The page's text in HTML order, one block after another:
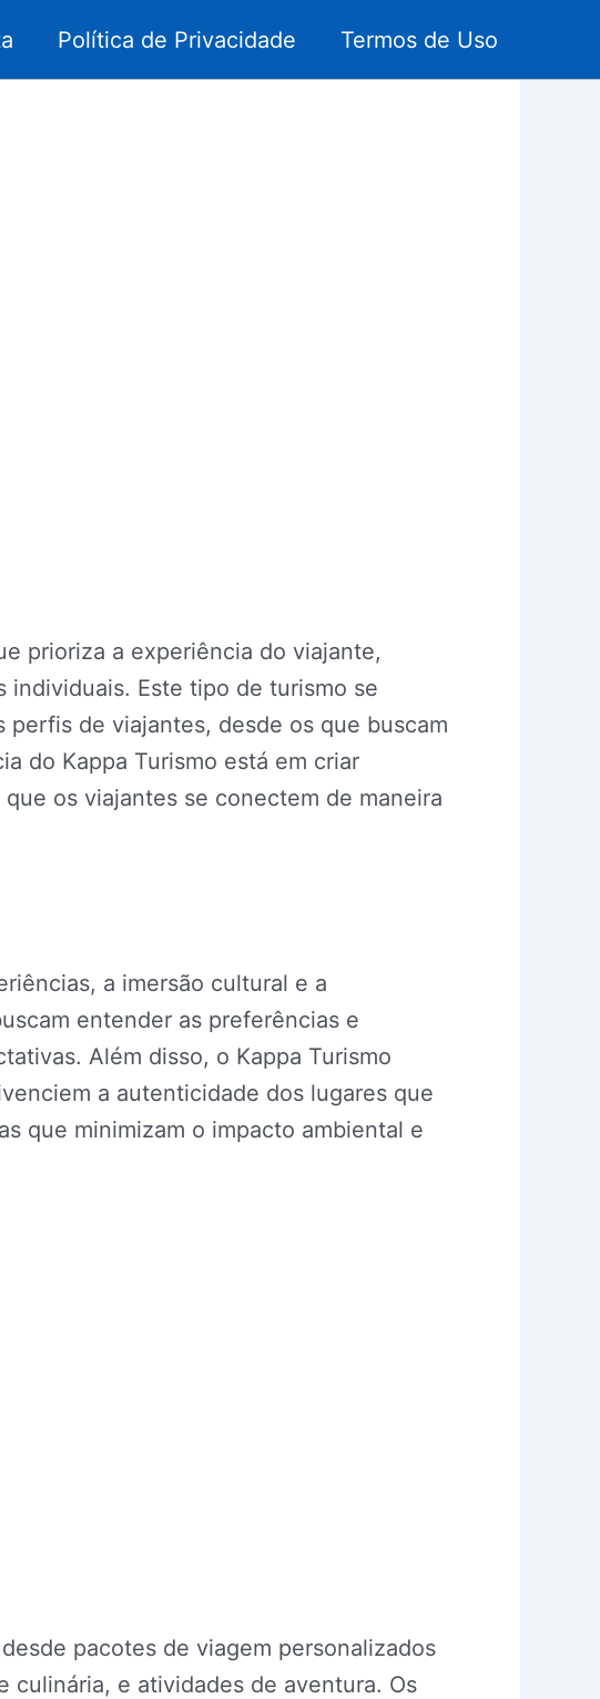
Política de Privacidade Termos de Uso
prioriza a experiência do viajante,
individuais. Este tipo de turismo se
de viajantes, desde os que buscam
do Kappa Turismo está em criar
os viajantes se conectem de maneira
a imersão cultural e a
entender as preferências e
Além disso, o Kappa Turismo
a autenticidade dos lugares que
que minimizam o impacto ambiental e
pacotes de viagem personalizados
culinária, e atividades de aventura. Os